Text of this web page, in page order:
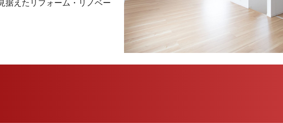
据えたリフォーム・リノベー